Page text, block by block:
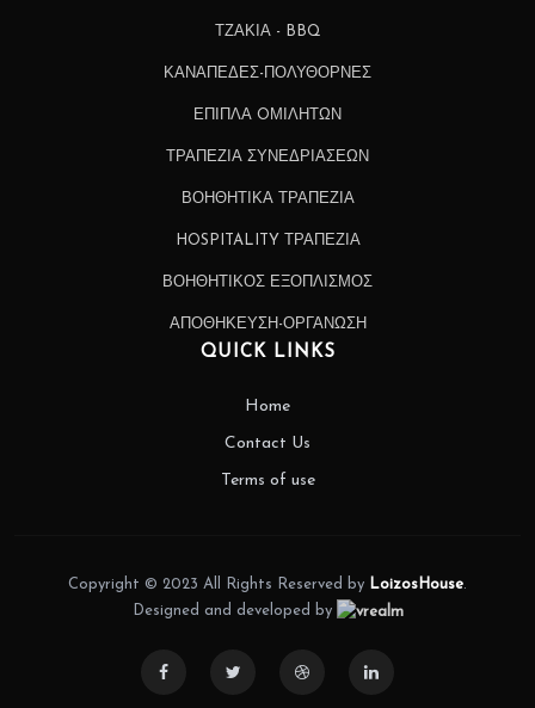
ΤΖΑΚΙΑ - BBQ
ΚΑΝΑΠΕΔΕΣ-ΠΟΛΥΘΟΡΝΕΣ
ΕΠΙΠΛΑ OΜΙΛΗΤΩΝ
ΤΡΑΠΕΖΙΑ ΣΥΝΕΔΡΙΑΣΕΩΝ
ΒΟΗΘΗΤΙΚΑ ΤΡΑΠΕΖΙΑ
HOSPITALITY ΤΡΑΠΕΖΙΑ
ΒΟΗΘΗΤΙΚΟΣ ΕΞΟΠΛΙΣΜΟΣ
ΑΠΟΘΗΚΕΥΣΗ-ΟΡΓΑΝΩΣΗ
QUICK LINKS
Home
Contact Us
Terms of use
Copyright © 2023 All Rights Reserved by LoizosHouse.
Designed and developed by